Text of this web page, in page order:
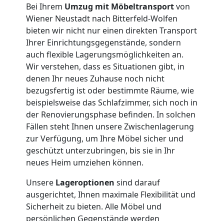
Bei Ihrem Umzug mit Möbeltransportvon
Wiener Neustadt nach Bitterfeld-Wolfen
bieten wir nicht nur einen direkten Transport
Ihrer Einrichtungsgegenstände, sondern
auch flexible Lagerungsmöglichkeiten an.
Wir verstehen, dass es Situationen gibt, in
denen Ihr neues Zuhause noch nicht
bezugsfertig ist oder bestimmte Räume, wie
beispielsweise das Schlafzimmer, sich noch in
der Renovierungsphase befinden. In solchen
Fällen steht Ihnen unsere Zwischenlagerung
zur Verfügung, um Ihre Möbel sicher und
geschützt unterzubringen, bis sie in Ihr
neues Heim umziehen können.
Unsere Lageroptionen sind darauf
ausgerichtet, Ihnen maximale Flexibilität und
Sicherheit zu bieten. Alle Möbel und
persönlichen Gegenstände werden
Umzug
und
Lagerung
Wiener
Neustadt
Full-
Service-